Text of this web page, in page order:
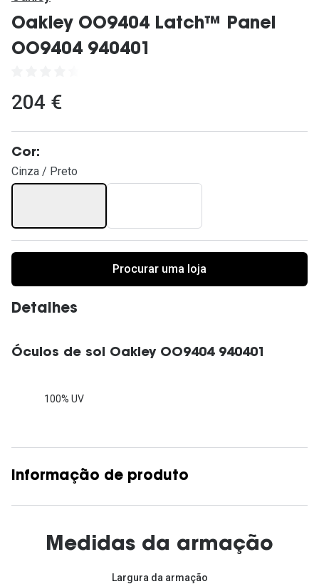
Oakley OO9404 Latch™ Panel
OO9404 940401
204 €
Cor:
Cinza / Preto
Procurar uma loja
Detalhes
Óculos de sol Oakley OO9404 940401
100% UV
Informação de produto
Medidas da armação
Largura da armação